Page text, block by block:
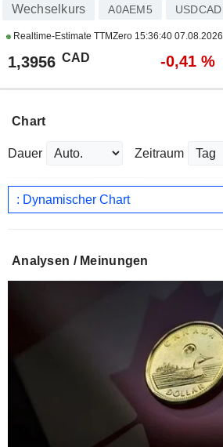
Wechselkurs A0AEM5 USDCAD
Realtime-Estimate TTMZero 15:36:40 07.08.2026
1,3956 CAD -0,41 %
Chart
Dauer Zeitraum
: Dynamischer Chart
Analysen / Meinungen